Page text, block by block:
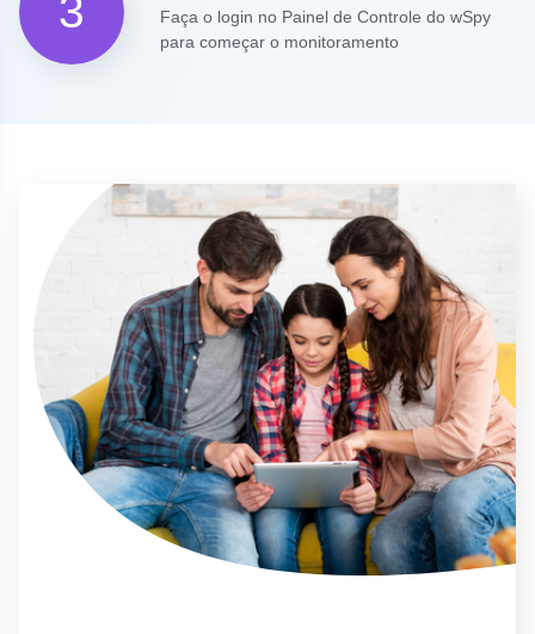
3
Faça o login no Painel de Controle do wSpy
para começar o monitoramento